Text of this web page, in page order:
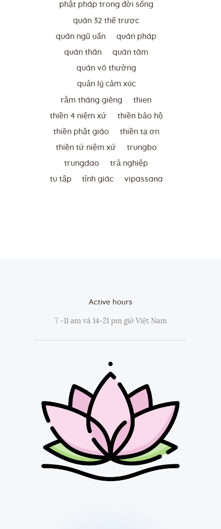
phật pháp trong đời sống
quán 32 thể trược
quán ngũ uẩn quán pháp
quán thân quán tâm
quán vô thường
quản lý cảm xúc
rằm tháng giêng thien
thiền 4 niệm xứ thiền bảo hộ
thiền phật giáo thiền tạ ơn
thiền tứ niệm xứ trungbo
trungdao trả nghiệp
tu tập tỉnh giác vipassana
Active hours
7 -11 am và 14-21 pm giờ Việt Nam